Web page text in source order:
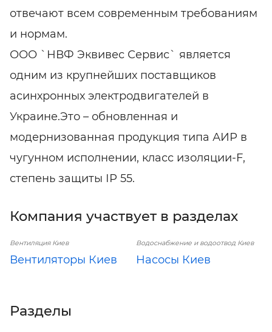
отвечают всем современным требованиям
и нормам.
ООО `НВФ Эквивес Сервис` является
одним из крупнейших поставщиков
асинхронных электродвигателей в
Украине.Это – обновленная и
модернизованная продукция типа АИР в
чугунном исполнении, класс изоляции-F,
степень защиты ІР 55.
Компания участвует в разделах
Вентиляция Киев
Вентиляторы Киев
Водоснабжение и водоотвод Киев
Насосы Киев
Разделы